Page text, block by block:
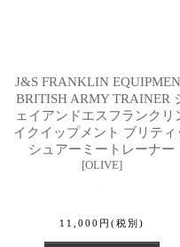
J&S FRANKLIN
BRITISH ARMY TRAINER
ェイアンドエスフランクリ
イクイップメント ブリティ
シュアーミートレーナー
[OLIVE]
11,000 円 (税別)